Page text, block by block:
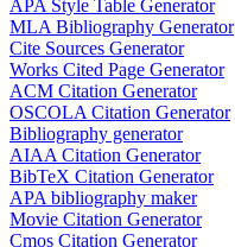
APA Style Table Generator
MLA Bibliography Generator
Cite Sources Generator
Works Cited Page Generator
ACM Citation Generator
OSCOLA Citation Generator
Bibliography generator
AIAA Citation Generator
BibTeX Citation Generator
APA bibliography maker
Movie Citation Generator
Cmos Citation Generator